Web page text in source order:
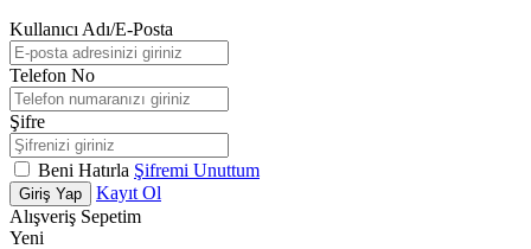
Kullanıcı Adı/E-Posta
Telefon No
Şifre
Beni Hatırla Şifremi Unuttum
Giriş Yap
Kayıt Ol
Alışveriş Sepetim
Yeni